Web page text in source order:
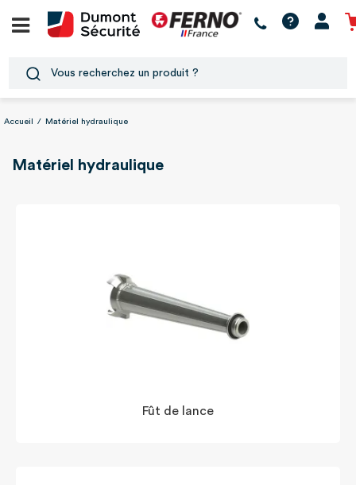
Accueil / Matériel hydraulique
Matériel hydraulique
Fût de lance